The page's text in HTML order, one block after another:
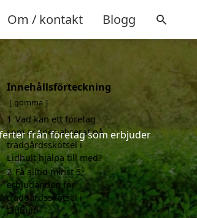
Om / kontakt Blogg
från företag som erbjuder
Innehållsförteckning
gömma
1 Vad kan ett företag
som är specialiserat på
trädgårdsskötsel i
Lidhult hjälpa till med?
2 Få alltid minst 3
erbjudanden för
trädgårdsskötsel i
Lidhult